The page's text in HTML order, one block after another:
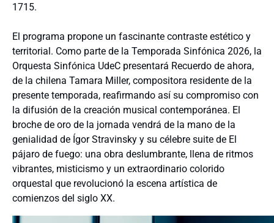
1715.
El programa propone un fascinante contraste estético y
territorial. Como parte de la Temporada Sinfónica 2026, la
Orquesta Sinfónica UdeC presentará Recuerdo de ahora,
de la chilena Tamara Miller, compositora residente de la
presente temporada, reafirmando así su compromiso con
la difusión de la creación musical contemporánea. El
broche de oro de la jornada vendrá de la mano de la
genialidad de Ígor Stravinsky y su célebre suite de El
pájaro de fuego: una obra deslumbrante, llena de ritmos
vibrantes, misticismo y un extraordinario colorido
orquestal que revolucionó la escena artística de
comienzos del siglo XX.